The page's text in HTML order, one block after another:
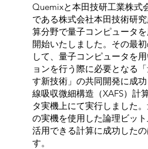
Quemixと本田技研工業株式
である株式会社本田技術研
算分野で量子コンピュータ
開始いたしました。その最
して、量子コンピュータを
ョンを行う際に必要となる
す新技術」の共同開発に成
線吸収微細構造（XAFS）計
タ実機上にて実行しました
の実機を使用した論理ビッ
活用できる計算に成功した
す。